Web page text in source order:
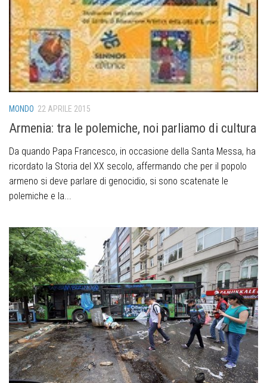
MONDO 22 APRILE 2015
Armenia: tra le polemiche, noi parliamo di cultura
Da quando Papa Francesco, in occasione della Santa Messa, ha
ricordato la Storia del XX secolo, affermando che per il popolo
armeno si deve parlare di genocidio, si sono scatenate le
polemiche e la...